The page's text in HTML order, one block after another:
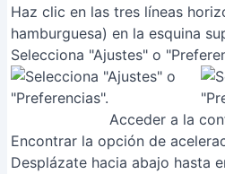
Haz clic en las tres líneas
hamburguesa) en la esquina
Selecciona "Ajustes" o
Acceder a la
Encontrar la opción de
Desplázate hacia abajo hasta